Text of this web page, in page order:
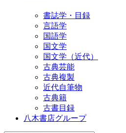
書誌学・目録
言語学
国語学
国文学
国文学（近代）
古典芸能
古典複製
近代自筆物
古典籍
古書目録
八木書店グループ